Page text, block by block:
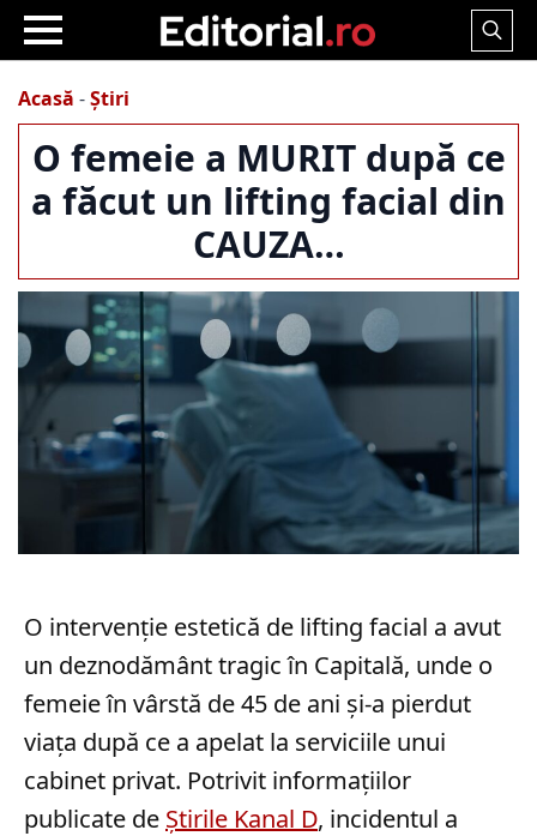
Search
Acasă -Știri
O femeie a MURIT după ce
a făcut un lifting facial din
CAUZA…
O intervenție estetică de lifting facial a avut
un deznodământ tragic în Capitală, unde o
femeie în vârstă de 45 de ani și-a pierdut
viața după ce a apelat la serviciile unui
cabinet privat. Potrivit informațiilor
publicate de Știrile Kanal D, incidentul a